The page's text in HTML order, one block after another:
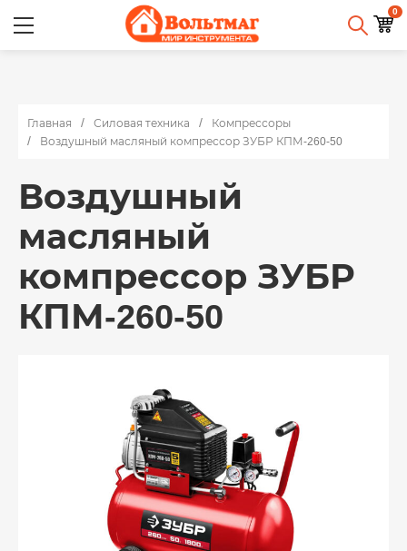
0
Главная Силовая техника
Компрессоры
Воздушный масляный компрессор ЗУБР КПМ-260-50
Воздушный
масляный
компрессор ЗУБР
КПМ-260-50